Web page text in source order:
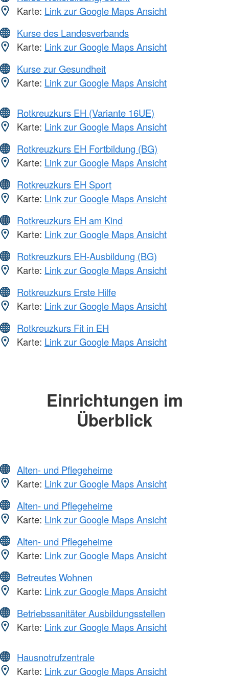
Karte: Link zur Google Maps Ansicht
Kurse des Landesverbands
Karte: Link zur Google Maps Ansicht
Kurse zur Gesundheit
Karte: Link zur Google Maps Ansicht
Rotkreuzkurs EH (Variante 16UE)
Karte: Link zur Google Maps Ansicht
Rotkreuzkurs EH Fortbildung (BG)
Karte: Link zur Google Maps Ansicht
Rotkreuzkurs EH Sport
Karte: Link zur Google Maps Ansicht
Rotkreuzkurs EH am Kind
Karte: Link zur Google Maps Ansicht
Rotkreuzkurs EH-Ausbildung (BG)
Karte: Link zur Google Maps Ansicht
Rotkreuzkurs Erste Hilfe
Karte: Link zur Google Maps Ansicht
Rotkreuzkurs Fit in EH
Karte: Link zur Google Maps Ansicht
Einrichtungen im
Überblick
Alten- und Pflegeheime
Karte: Link zur Google Maps Ansicht
Alten- und Pflegeheime
Karte: Link zur Google Maps Ansicht
Alten- und Pflegeheime
Karte: Link zur Google Maps Ansicht
Betreutes Wohnen
Karte: Link zur Google Maps Ansicht
Betriebssanitäter Ausbildungsstellen
Karte: Link zur Google Maps Ansicht
Hausnotrufzentrale
Karte: Link zur Google Maps Ansicht